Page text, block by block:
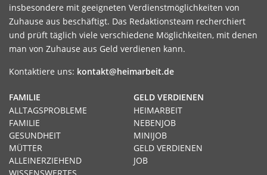
insbesondere mit geeigneten Verdienstmöglichkeiten von
Zuhause aus beschäftigt. Das Redaktionsteam recherchiert
und prüft täglich viele verschiedene Möglichkeiten, mit denen
man von Zuhause aus Geld verdienen kann.
Kontaktiere uns: kontakt@heimarbeit.de
GELD VERDIENEN
HEIMARBEIT
NEBENJOB
MINIJOB
GELD VERDIENEN
JOB
FAMILIE
ALLTAGSPROBLEME
FAMILIE
GESUNDHEIT
MÜTTER
ALLEINERZIEHEND
WISSENSWERTES